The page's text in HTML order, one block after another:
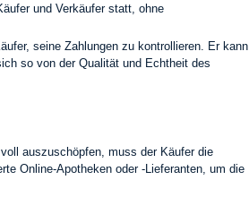
und Verkäufer statt, ohne
seine Zahlungen zu kontrollieren. Er kann
so von der Qualität und Echtheit des
auszuschöpfen, muss der Käufer die
Online-Apotheken oder -Lieferanten, um die